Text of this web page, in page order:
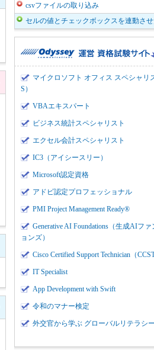
csvファイルの取り込み
セルの値とチェックボックスを連動さ
マイクロソフト オフィス スペシャリ
S）
VBAエキスパート
ビジネス統計スペシャリスト
エクセル会計スペシャリスト
IC3（アイシースリー）
Microsoft認定資格
アドビ認定プロフェッショナル
PMI Project Management Ready®
Generative AI Foundations（生成AIフ
ョンズ）
Cisco Certified Support Technician（CCST
IT Specialist
App Development with Swift
令和のマナー検定
外交官から学ぶ グローバルリテラシー